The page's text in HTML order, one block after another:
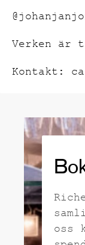
Verken
Kontakt:
oss